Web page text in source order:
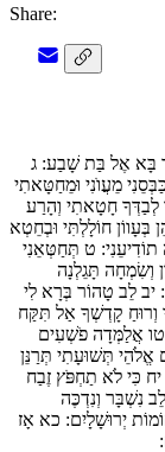
Share:
בָּא אֶל בַּת שָׁבַע: ג
מֵעֲוֺנִי וּמֵחַטָּאתִי
לְבַדְּךָ חָטָאתִי וְהָרַע
בְּעָווֹן חוֹלָלְתִּי וּבְחֵטְא
ט תְּחַטְּאֵנִי
וְשִׂמְחָה תָּגֵלְנָה
יב לֵב טָהוֹר בְּרָא לִי
וְרוּחַ קָדְשְׁךָ אַל תִּקַּח
טו אֲלַמְּדָה פֹשְׁעִים
אֱלֹהֵי תְּשׁוּעָתִי תְּרַנֵּן
יח כִּי לֹא תַחְפֹּץ זֶבַח
נִשְׁבָּר וְנִדְכֶּה
יְרוּשָׁלָיִם: כא אָז